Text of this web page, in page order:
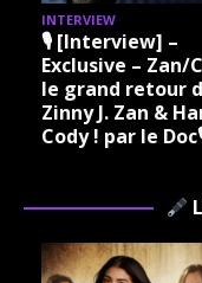
INTERVIEW
🎙 [Interview] –
Exclusive – Zan/
le grand retour
Zinny J. Zan &
Cody ! par le